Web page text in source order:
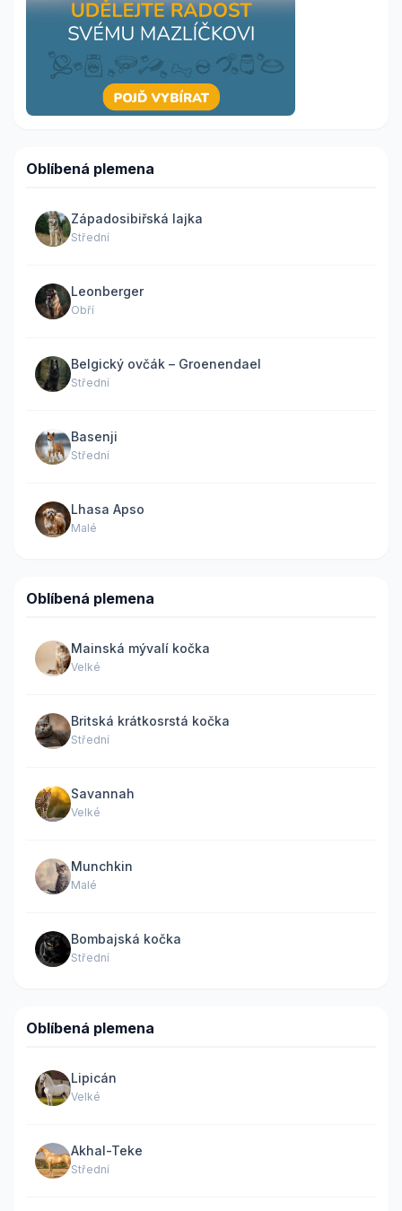
Oblíbená plemena
Západosibiřská lajka
Střední
Leonberger
Obří
Belgický ovčák – Groenendael
Střední
Basenji
Střední
Lhasa Apso
Malé
Oblíbená plemena
Mainská mývalí kočka
Velké
Britská krátkosrstá kočka
Střední
Savannah
Velké
Munchkin
Malé
Bombajská kočka
Střední
Oblíbená plemena
Lipicán
Velké
Akhal-Teke
Střední